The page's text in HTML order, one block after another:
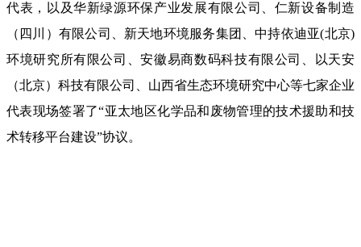
代表，以及华新绿源环保产业发展有限公司、仁新设备制造
（四川）有限公司、新天地环境服务集团、中持依迪亚(北京)
环境研究所有限公司、安徽易商数码科技有限公司、以天安
（北京）科技有限公司、山西省生态环境研究中心等七家企业
代表现场签署了“亚太地区化学品和废物管理的技术援助和技
术转移平台建设”协议。